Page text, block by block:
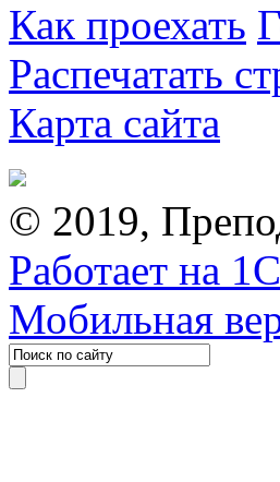
Как проехать
Распечатать
Карта сайта
© 2019,
Работает на
Мобильная